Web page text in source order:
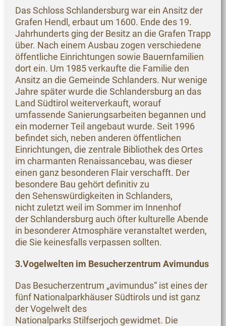
Das Schloss Schlandersburg war ein Ansitz der
Grafen Hendl, erbaut um 1600. Ende des 19.
Jahrhunderts ging der Besitz an die Grafen Trapp
über. Nach einem Ausbau zogen verschiedene
öffentliche Einrichtungen sowie Bauernfamilien
dort ein. Um 1985 verkaufte die Familie den
Ansitz an die Gemeinde Schlanders. Nur wenige
Jahre später wurde die Schlandersburg an das
Land Südtirol weiterverkauft, worauf
umfassende Sanierungsarbeiten begannen und
ein moderner Teil angebaut wurde. Seit 1996
befindet sich, neben anderen öffentlichen
Einrichtungen, die zentrale Bibliothek des Ortes
im charmanten Renaissancebau, was dieser
einen ganz besonderen Flair verschafft. Der
besondere Bau gehört definitiv zu
den Sehenswürdigkeiten in Schlanders,
nicht zuletzt weil im Sommer im Innenhof
der Schlandersburg auch öfter kulturelle Abende
in besonderer Atmosphäre veranstaltet werden,
die Sie keinesfalls verpassen sollten.
3.Vogelwelten im Besucherzentrum Avimundus
Das Besucherzentrum „avimundus“ ist eines der
fünf Nationalparkhäuser Südtirols und ist ganz
der Vogelwelt des
Nationalparks Stilfserjoch gewidmet. Die